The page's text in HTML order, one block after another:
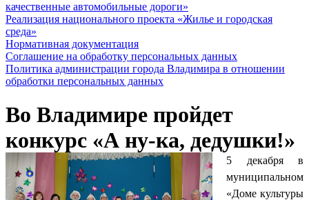
качественные автомобильные дороги»
Реализация национального проекта «Жилье и городская
среда»
Нормативная документация
Соглашение на обработку персональных данных
Политика администрации города Владимира в отношении
обработки персональных данных
Во Владимире пройдет
конкурс «А ну-ка, дедушки!»
5 декабря в
муниципальном
«Доме культуры